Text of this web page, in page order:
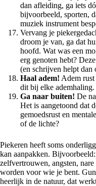
dan afleiding, ga iets
bijvoorbeeld, sporten,
muziek instrument
Vervang je
droom je van, ga dat
hoofd. Wat was een
erg genoten hebt?
(en schrijven helpt dan
Haal adem! Adem
dit bij elke
Ga naar buiten! De
Het is aangetoond dat
gemoedsrust en
of de lichte?
Piekeren heeft soms
kan aanpakken.
zelfvertrouwen, angsten,
worden voor wie je bent.
heerlijk in de natuur, dat